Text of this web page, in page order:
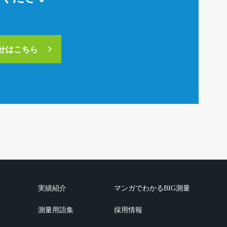
はこちら
実績紹介
測量用語集
マンガでわかるBIG測量
採用情報